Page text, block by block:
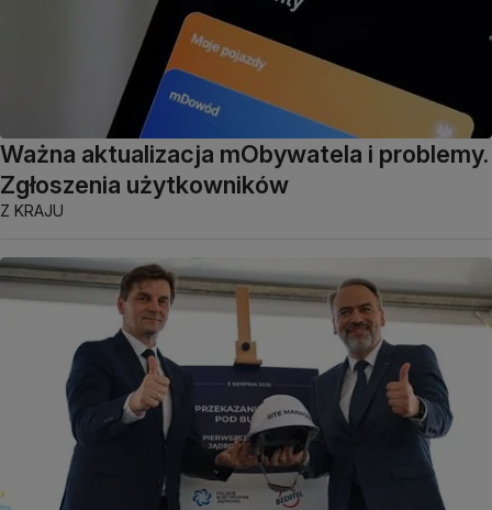
Ważna aktualizacja mObywatela i problemy.
Zgłoszenia użytkowników
Z KRAJU